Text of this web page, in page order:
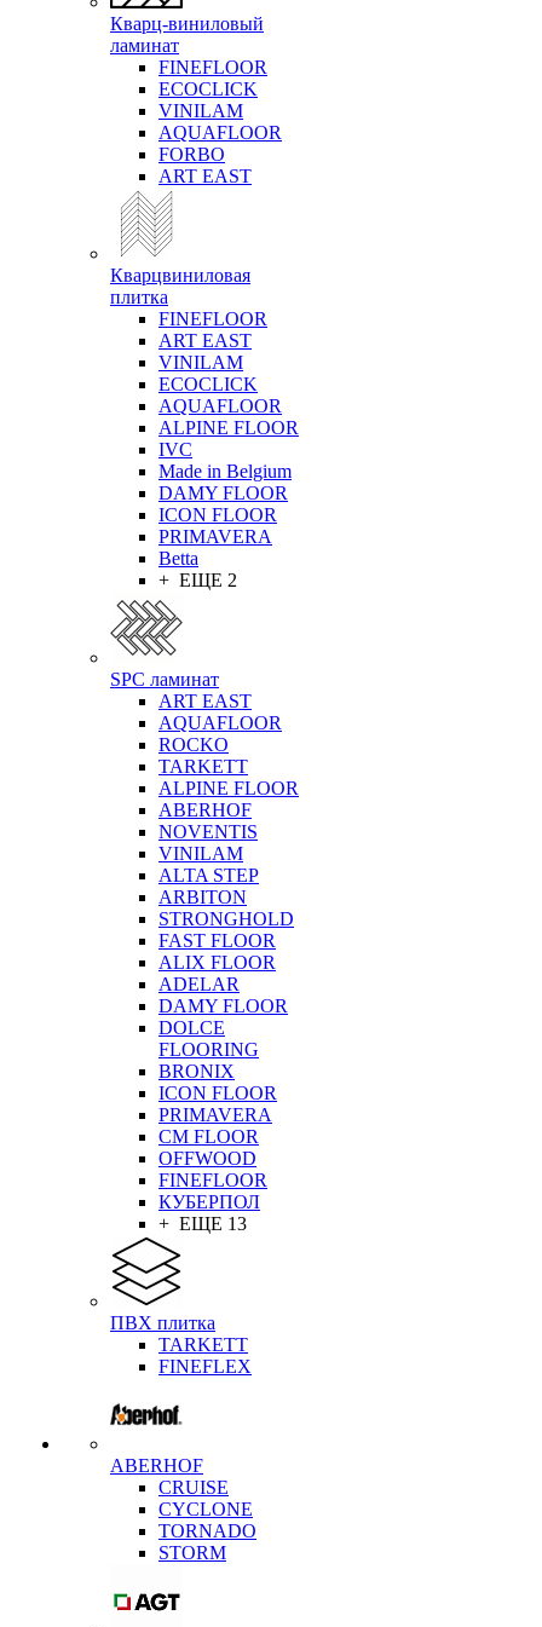
Кварц-виниловый
ламинат
FINEFLOOR
ECOCLICK
VINILAM
AQUAFLOOR
FORBO
ART EAST
Кварцвиниловая
плитка
FINEFLOOR
ART EAST
VINILAM
ECOCLICK
AQUAFLOOR
ALPINE FLOOR
IVC
Made in Belgium
DAMY FLOOR
ICON FLOOR
PRIMAVERA
Betta
+ ЕЩЕ 2
SPC ламинат
ART EAST
AQUAFLOOR
ROCKO
TARKETT
ALPINE FLOOR
ABERHOF
NOVENTIS
VINILAM
ALTA STEP
ARBITON
STRONGHOLD
FAST FLOOR
ALIX FLOOR
ADELAR
DAMY FLOOR
DOLCE
FLOORING
BRONIX
ICON FLOOR
PRIMAVERA
CM FLOOR
OFFWOOD
FINEFLOOR
КУБЕРПОЛ
+ ЕЩЕ 13
ПВХ плитка
TARKETT
FINEFLEX
ABERHOF
CRUISE
CYCLONE
TORNADO
STORM